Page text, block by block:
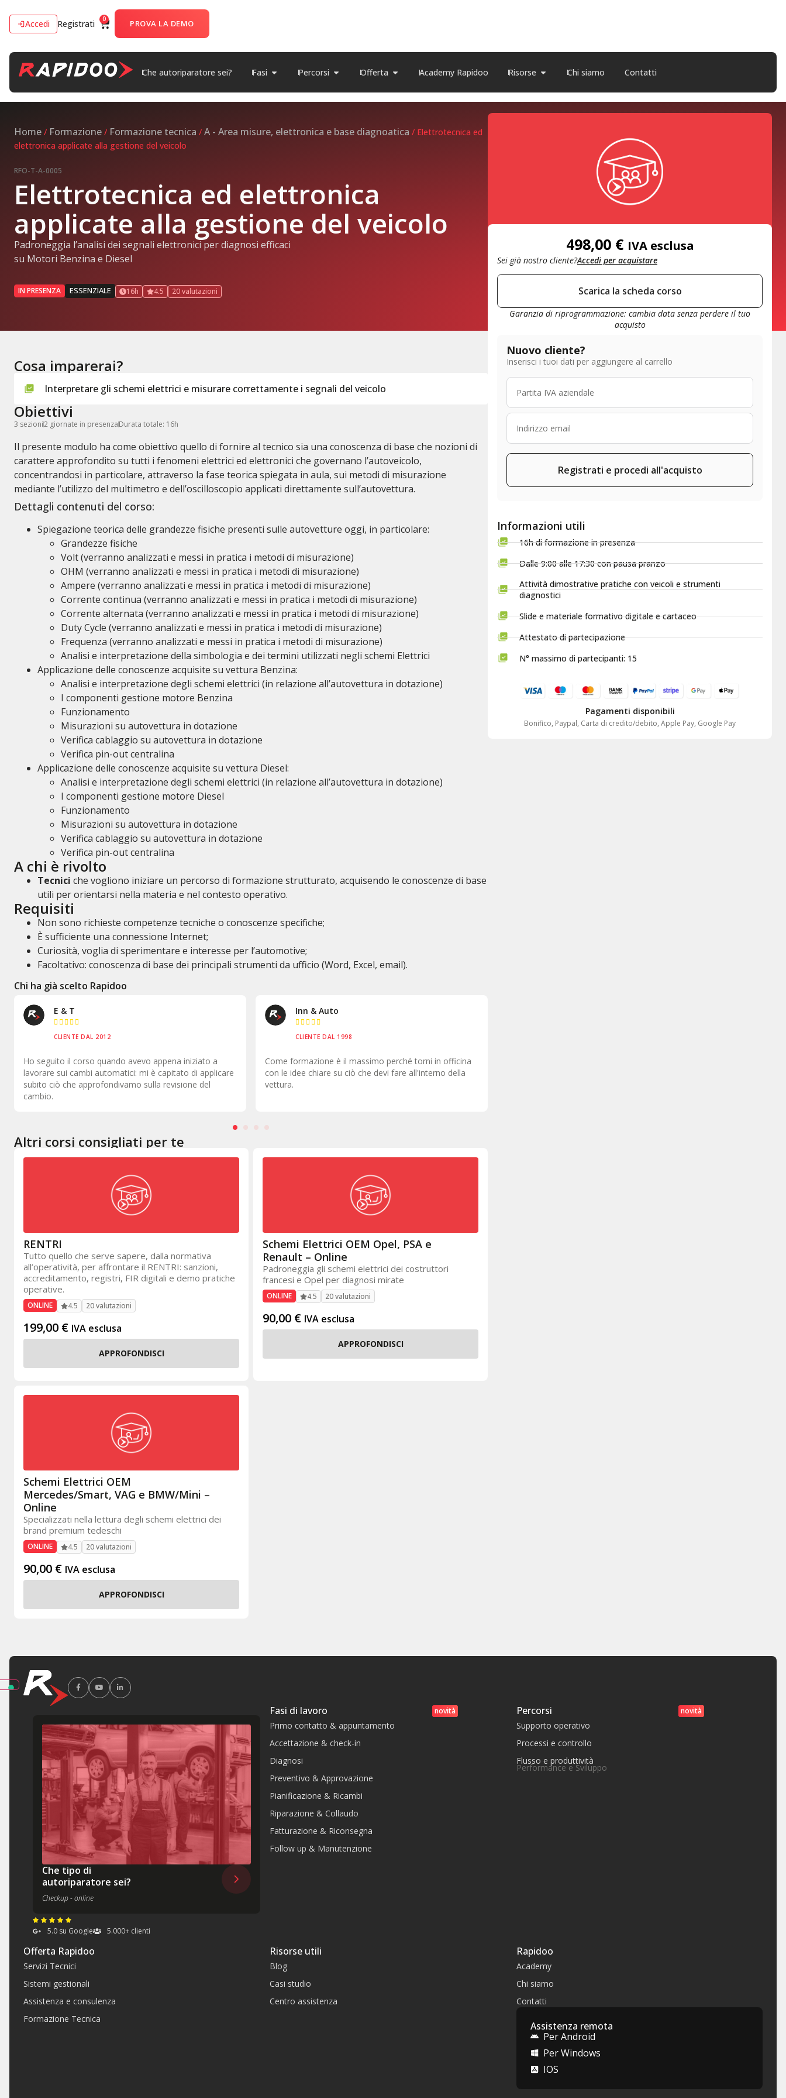
Accedi Registrati 0 PROVA LA DEMO
Che autoriparatore sei? Fasi Percorsi Offerta Academy Rapidoo Risorse Chi siamo Contatti
Home / Formazione / Formazione tecnica / A - Area misure, elettronica e base diagnoatica / Elettrotecnica ed
elettronica applicate alla gestione del veicolo
RFO-T-A-0005
Elettrotecnica ed elettronica
applicate alla gestione del veicolo
Padroneggia l’analisi dei segnali elettronici per diagnosi efficaci
su Motori Benzina e Diesel
IN PRESENZA ESSENZIALE 16h 4.5 20 valutazioni
Cosa imparerai?
Interpretare gli schemi elettrici e misurare correttamente i segnali del veicolo
Obiettivi
3 sezioni2 giornate in presenzaDurata totale: 16h
Il presente modulo ha come obiettivo quello di fornire al tecnico sia una conoscenza di base che nozioni di
carattere approfondito su tutti i fenomeni elettrici ed elettronici che governano l’autoveicolo,
concentrandosi in particolare, attraverso la fase teorica spiegata in aula, sui metodi di misurazione
mediante l’utilizzo del multimetro e dell’oscilloscopio applicati direttamente sull’autovettura.
Dettagli contenuti del corso:
Spiegazione teorica delle grandezze fisiche presenti sulle autovetture oggi, in particolare:
Grandezze fisiche
Volt (verranno analizzati e messi in pratica i metodi di misurazione)
OHM (verranno analizzati e messi in pratica i metodi di misurazione)
Ampere (verranno analizzati e messi in pratica i metodi di misurazione)
Corrente continua (verranno analizzati e messi in pratica i metodi di misurazione)
Corrente alternata (verranno analizzati e messi in pratica i metodi di misurazione)
Duty Cycle (verranno analizzati e messi in pratica i metodi di misurazione)
Frequenza (verranno analizzati e messi in pratica i metodi di misurazione)
Analisi e interpretazione della simbologia e dei termini utilizzati negli schemi Elettrici
Applicazione delle conoscenze acquisite su vettura Benzina:
Analisi e interpretazione degli schemi elettrici (in relazione all’autovettura in dotazione)
I componenti gestione motore Benzina
Funzionamento
Misurazioni su autovettura in dotazione
Verifica cablaggio su autovettura in dotazione
Verifica pin-out centralina
Applicazione delle conoscenze acquisite su vettura Diesel:
Analisi e interpretazione degli schemi elettrici (in relazione all’autovettura in dotazione)
I componenti gestione motore Diesel
Funzionamento
Misurazioni su autovettura in dotazione
Verifica cablaggio su autovettura in dotazione
Verifica pin-out centralina
A chi è rivolto
Tecnici che vogliono iniziare un percorso di formazione strutturato, acquisendo le conoscenze di base
utili per orientarsi nella materia e nel contesto operativo.
Requisiti
Non sono richieste competenze tecniche o conoscenze specifiche;
È sufficiente una connessione Internet;
Curiosità, voglia di sperimentare e interesse per l’automotive;
Facoltativo: conoscenza di base dei principali strumenti da ufficio (Word, Excel, email).
Chi ha già scelto Rapidoo
Inn & Auto
    
CLIENTE DAL 1998
Come formazione è il massimo perché torni in officina
con le idee chiare su ciò che devi fare all'interno della
vettura.
Auto Solution
    
CLIENTE DAL 2015
Dietro ci sono persone pronte ad ascoltare, ad aiutare e
a risolvere problemi e questo va al di là di qualsiasi
gestionale o gruppo.
Altri corsi consigliati per te
RENTRI
Tutto quello che serve sapere, dalla normativa
all’operatività, per affrontare il RENTRI: sanzioni,
accreditamento, registri, FIR digitali e demo pratiche
operative.
ONLINE 4.5 20 valutazioni
199,00 € IVA esclusa
APPROFONDISCI
Schemi Elettrici OEM Opel, PSA e
Renault – Online
Padroneggia gli schemi elettrici dei costruttori
francesi e Opel per diagnosi mirate
ONLINE 4.5 20 valutazioni
90,00 € IVA esclusa
APPROFONDISCI
Schemi Elettrici OEM
Mercedes/Smart, VAG e BMW/Mini –
Online
Specializzati nella lettura degli schemi elettrici dei
brand premium tedeschi
ONLINE 4.5 20 valutazioni
90,00 € IVA esclusa
APPROFONDISCI
498,00 € IVA esclusa
Sei già nostro cliente?Accedi per acquistare
Scarica la scheda corso
Garanzia di riprogrammazione: cambia data senza perdere il tuo
acquisto
Nuovo cliente?
Inserisci i tuoi dati per aggiungere al carrello
Registrati e procedi all'acquisto
Informazioni utili
16h di formazione in presenza
Dalle 9:00 alle 17:30 con pausa pranzo
Attività dimostrative pratiche con veicoli e strumenti
diagnostici
Slide e materiale formativo digitale e cartaceo
Attestato di partecipazione
N° massimo di partecipanti: 15
Pagamenti disponibili
Bonifico, Paypal, Carta di credito/debito, Apple Pay, Google Pay
Che tipo di
autoriparatore sei?
Checkup - online
5.0 su Google 5.000+ clienti
novità
Fasi di lavoro
Primo contatto & appuntamento
Accettazione & check-in
Diagnosi
Preventivo & Approvazione
Pianificazione & Ricambi
Riparazione & Collaudo
Fatturazione & Riconsegna
Follow up & Manutenzione
novità
Percorsi
Supporto operativo
Processi e controllo
Flusso e produttività
Performance e Sviluppo
Offerta Rapidoo
Servizi Tecnici
Sistemi gestionali
Assistenza e consulenza
Formazione Tecnica
Risorse utili
Blog
Casi studio
Centro assistenza
Rapidoo
Academy
Chi siamo
Contatti
Assistenza remota
Per Android
Per Windows
IOS